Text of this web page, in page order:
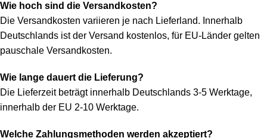
Wie hoch sind die Versandkosten?
Die Versandkosten variieren je nach Lieferland. Innerhalb
Deutschlands ist der Versand kostenlos, für EU-Länder gelten
pauschale Versandkosten.
Wie lange dauert die Lieferung?
Die Lieferzeit beträgt innerhalb Deutschlands 3-5 Werktage,
innerhalb der EU 2-10 Werktage.
Welche Zahlungsmethoden werden akzeptiert?